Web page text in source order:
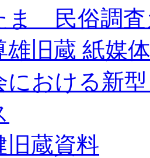
ま 民俗調査
雄旧蔵 紙媒
における新
旧蔵資料